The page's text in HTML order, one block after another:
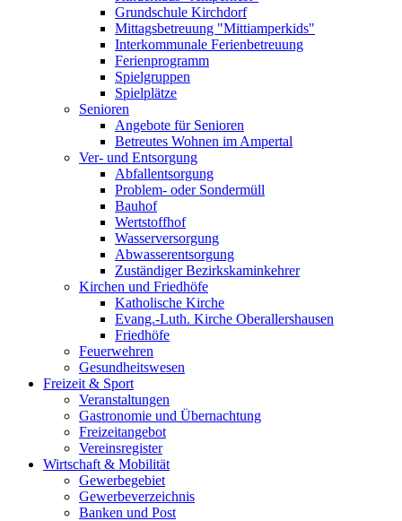
Grundschule Kirchdorf
Mittagsbetreuung "Mittiamperkids"
Interkommunale Ferienbetreuung
Ferienprogramm
Spielgruppen
Spielplätze
Senioren
Angebote für Senioren
Betreutes Wohnen im Ampertal
Ver- und Entsorgung
Abfallentsorgung
Problem- oder Sondermüll
Bauhof
Wertstoffhof
Wasserversorgung
Abwasserentsorgung
Zuständiger Bezirkskaminkehrer
Kirchen und Friedhöfe
Katholische Kirche
Evang.-Luth. Kirche Oberallershausen
Friedhöfe
Feuerwehren
Gesundheitswesen
Freizeit & Sport
Veranstaltungen
Gastronomie und Übernachtung
Freizeitangebot
Vereinsregister
Wirtschaft & Mobilität
Gewerbegebiet
Gewerbeverzeichnis
Banken und Post